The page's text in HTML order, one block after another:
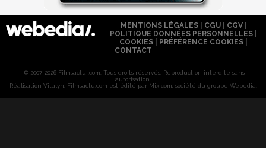
MENTIONS LÉGALES| CGU| CGV|
POLITIQUE DONNÉES PERSONNELLES
COOKIES
PRÉFÉRENCE COOKIES
CONTACT
© 2007-2026 Filmsactu .com. Tous droits réservés. Reproduction interdite sans
autorisation.
Réalisation Vitalyn . Filmsactu .com est édité par Mixicom, société du groupe Webedia.